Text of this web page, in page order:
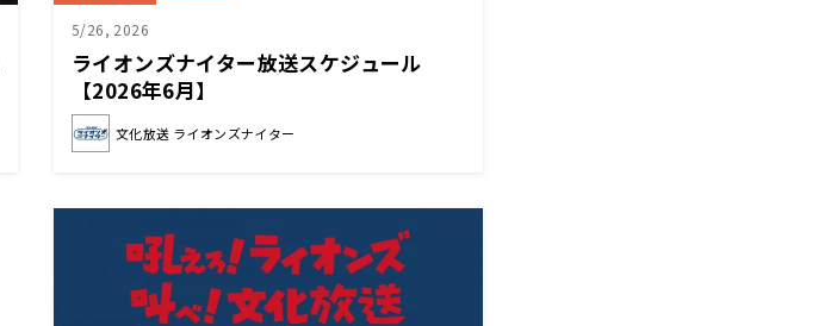
5/26, 2026
ライオンズナイター放送スケジュール
【2026年6月】
文化放送 ライオンズナイター